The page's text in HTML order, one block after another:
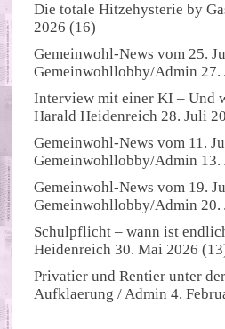
Die totale Hitzehysterie by
2026 (16)
Gemeinwohl-News vom 25.
Gemeinwohllobby/Admin 27.
Interview mit einer KI – Und
Harald Heidenreich 28. Juli
Gemeinwohl-News vom 11.
Gemeinwohllobby/Admin 13.
Gemeinwohl-News vom 19.
Gemeinwohllobby/Admin 20.
Schulpflicht – wann ist
Heidenreich 30. Mai 2026
Privatier und Rentier unter
Aufklaerung / Admin 4.